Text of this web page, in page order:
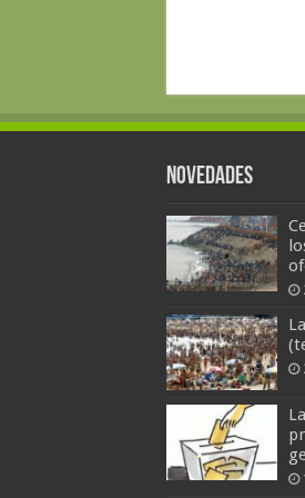
Novedades